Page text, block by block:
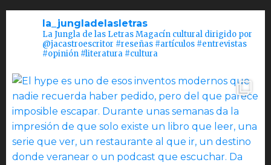
la_jungladelasletras
La Jungla de las Letras Magacín cultural dirigido por
@jacastroescritor #reseñas #artículos #entrevistas
#opinión #literatura #cultura